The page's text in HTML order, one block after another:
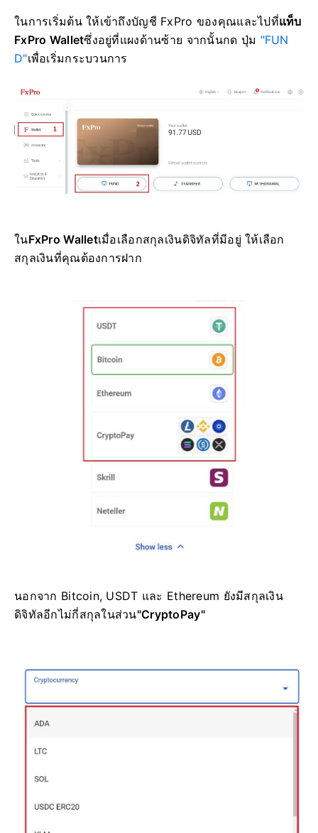
ในการเริ่มต้น ให้เข้าถึงบัญชี FxPro ของคุณและไปที่แท็บ
FxPro Walletซึ่งอยู่ที่แผงด้านซ้าย จากนั้นกด ปุ่ม "FUN
D"เพื่อเริ่มกระบวนการ
ในFxPro Walletเมื่อเลือกสกุลเงินดิจิทัลที่มีอยู่ ให้เลือก
สกุลเงินที่คุณต้องการฝาก
นอกจาก Bitcoin, USDT และ Ethereum ยังมีสกุลเงิน
ดิจิทัลอีกไม่กี่สกุลในส่วน"CryptoPay"